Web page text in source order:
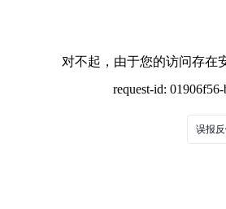
对不起，由于您的访问存在
request-id:
误报